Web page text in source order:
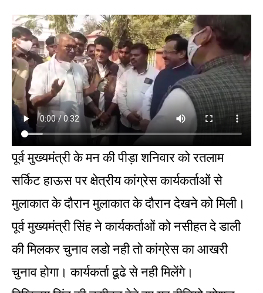
पूर्व मुख्यमंत्री के मन की पीड़ा शनिवार को रतलाम
सर्किट हाऊस पर क्षेत्रीय कांग्रेस कार्यकर्ताओं से
मुलाकात के दौरान मुलाकात के दौरान देखने को मिली।
पूर्व मुख्यमंत्री सिंह ने कार्यकर्ताओं को नसीहत दे डाली
की मिलकर चुनाव लडो नही तो कांग्रेस का आखरी
चुनाव होगा। कार्यकर्ता ढूढे से नही मिलेंगे।